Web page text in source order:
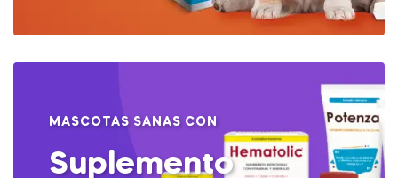
MASCOTAS SANAS CON
Suplemento